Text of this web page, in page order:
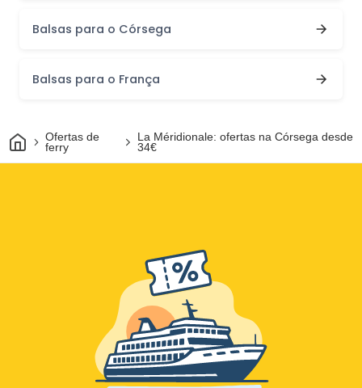
Balsas para o Córsega
Balsas para o França
CasaOfertas de
ferry
La Méridionale: ofertas na Córsega desde
34€